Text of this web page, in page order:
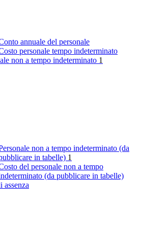
annuale del personale
personale tempo indeterminato
non a tempo indeterminato 1
non a tempo indeterminato (da
in tabelle) 1
del personale non a tempo
(da pubblicare in tabelle)
assenza